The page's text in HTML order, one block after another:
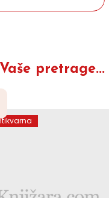
pretrage...